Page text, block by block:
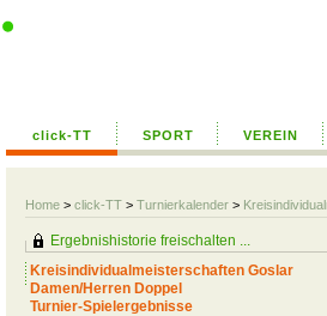
click-TT SPORT VEREIN
Home > click-TT > Turnierkalender >
Ergebnishistorie freischalten ...
Kreisindividualmeisterschaften Goslar
Damen/Herren Doppel
Turnier-Spielergebnisse